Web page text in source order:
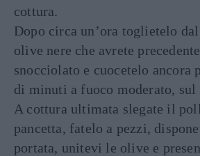
cottura.
Dopo circa un’ora toglietelo
olive nere che avrete
snocciolato e cuocetelo ancora
di minuti a fuoco moderato,
A cottura ultimata slegate il
pancetta, fatelo a pezzi,
portata, unitevi le olive e